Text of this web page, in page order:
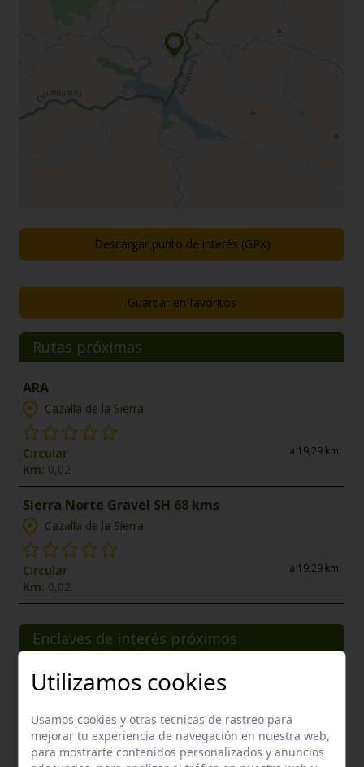
Descargar punto de interés (GPX)
Guardar en favoritos
Rutas próximas
ARA
Cazalla de la Sierra
Circular
Km: 0,02
a 19,29 km.
Sierra Norte Gravel SH 68 kms
Cazalla de la Sierra
Circular
Km: 0,02
a 19,29 km.
Enclaves de interés próximos
Utilizamos cookies
Usamos cookies y otras tecnicas de rastreo para
mejorar tu experiencia de navegación en nuestra web,
para mostrarte contenidos personalizados y anuncios